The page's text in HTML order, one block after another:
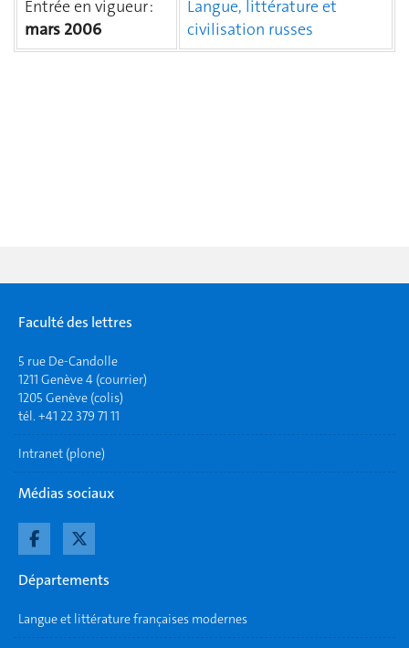
Entrée en vigueur :
mars 2006
Langue, littérature et
civilisation russes
Faculté des lettres
5 rue De-Candolle
1211 Genève 4 (courrier)
1205 Genève (colis)
tél. +41 22 379 71 11
Intranet (plone)
Médias sociaux
Départements
Langue et littérature françaises modernes